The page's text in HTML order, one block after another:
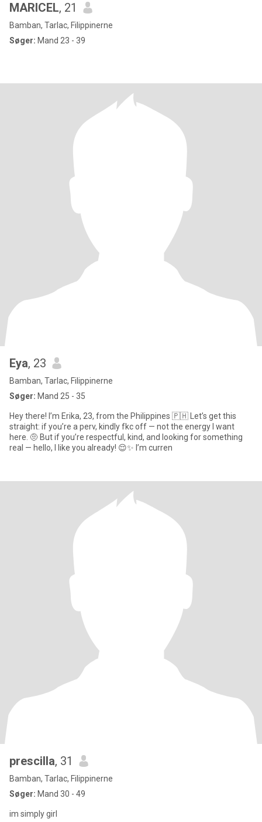
MARICEL, 21
Bamban, Tarlac, Filippinerne
Søger: Mand 23 - 39
Eya, 23
Bamban, Tarlac, Filippinerne
Søger: Mand 25 - 35
Hey there! I’m Erika, 23, from the Philippines 🇵🇭 Let’s get this
straight: if you’re a perv, kindly fkc off — not the energy I want
here. 🤨 But if you’re respectful, kind, and looking for something
real — hello, I like you already! 😌✨ I’m curren
prescilla, 31
Bamban, Tarlac, Filippinerne
Søger: Mand 30 - 49
im simply girl